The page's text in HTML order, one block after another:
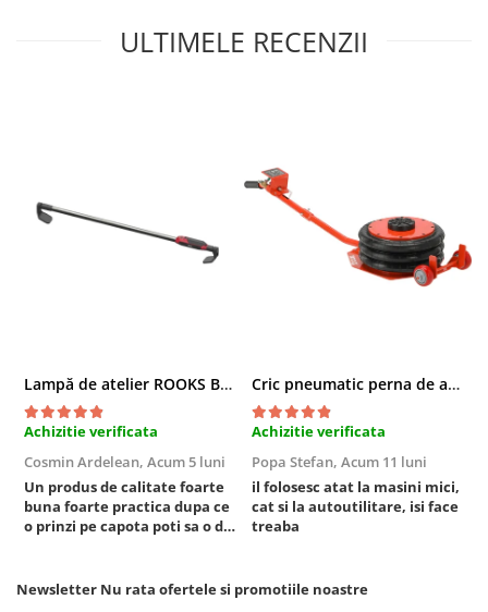
Polizoare biax
Scule pentru nituit si capsat
Motor
Rulmenti,Bucsi si Extractoare
Sistem directie
Sistem franare
Sistem Vibro-Power
Sisteme de ridicare si sustinere
Cricuri Hidraulice
ULTIMELE RECENZII
Lampă de atelier ROOKS B2 HYBRID pentru capotă, 2000 lumeni, 5000 mAh
Achizitie verificata
Cosmin Ardelean, Acum 5 luni
Un produs de calitate foarte
buna foarte practica dupa ce
o prinzi pe capota poti sa o dai
puternica si de la baterie care
Cric pneumatic perna de aer cu inaltator 6T
Achizitie verificata
Popa Stefan, Acum 11 luni
il folosesc atat la masini mici,
cat si la autoutilitare, isi face
treaba
Newsletter Nu rata ofertele si promotiile noastre